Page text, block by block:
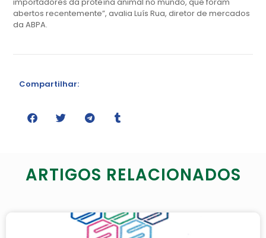
importadores da proteína animal no mundo, que foram
abertos recentemente”, avalia Luís Rua, diretor de mercados
da ABPA.
Compartilhar:
ARTIGOS RELACIONADOS